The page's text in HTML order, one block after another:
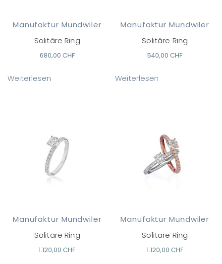
Manufaktur Mundwiler
Solitäre Ring
680,00 CHF
Weiterlesen
Manufaktur Mundwiler
Solitäre Ring
540,00CHF
Weiterlesen
Manufaktur Mundwiler
Solitäre Ring
1.120,00CHF
Manufaktur Mundwiler
Solitäre Ring
1.120,00 CHF